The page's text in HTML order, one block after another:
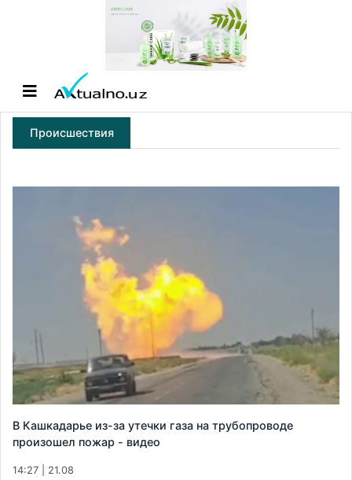
Происшествия
В Кашкадарье из-за утечки газа на трубопроводе
произошел пожар - видео
14:27 | 21.08